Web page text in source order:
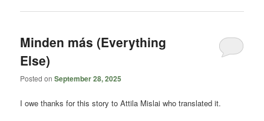
Minden más (Everything
Else)
Posted onSeptember 28, 2025
I owe thanks for this story to Attila Mislai who translated it.